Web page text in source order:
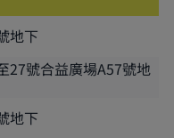
地下
27號合益廣場A57號地
地下